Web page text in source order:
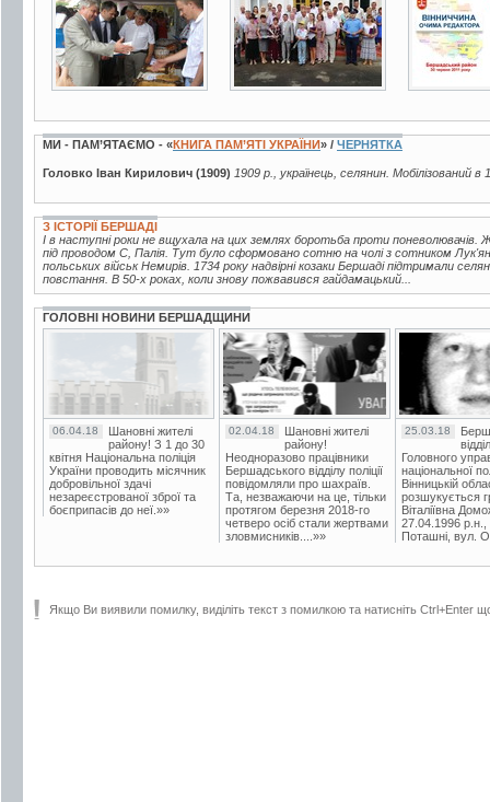
МИ - ПАМ’ЯТАЄМО - «КНИГА ПАМ’ЯТІ УКРАЇНИ» / ЧЕРНЯТКА
Головко Іван Кирилович (1909) 1909 р., українець, селянин. Мобілізований
З ІСТОРІЇ БЕРШАДІ
І в наступні роки не вщухала на цих землях боротьба проти поневолювачів.
під проводом С, Палія. Тут було сформовано сотню на чолі з сотником
польських військ Немирів. 1734 року надвірні козаки Бершаді підтримали
повстання. В 50-х роках, коли знову пожвавився гайдамацький...
ГОЛОВНІ НОВИНИ БЕРШАДЩИНИ
06.04.18
Шановні жителі
району! З 1 до 30
квітня Національна поліція
України проводить місячник
добровільної здачі
незареєстрованої зброї та
боєприпасів до неї.»»
02.04.18
Шановні жителі
району!
Неодноразово працівники
Бершадського відділу поліції
повідомляли про шахраїв.
Та, незважаючи на це, тільки
протягом березня 2018-го
четверо осіб стали жертвами
зловмисників....»»
25.03.18
Головного
національної
Вінницькій
розшукується
Віталіївна
27.04.1996 р.н.,
Поташні, вул.
Якщо Ви виявили помилку, виділіть текст з помилкою та натисніть Ctrl+Enter